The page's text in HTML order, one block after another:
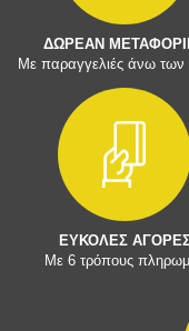
ΔΩΡΕΑΝ
Με παραγγελιές άνω των
ΕΥΚΟΛΕΣ
Με 6 τρόπους